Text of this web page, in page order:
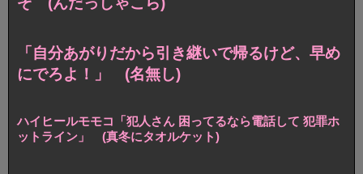
「自分あがりだから引き継いで帰るけど、早め
にでろよ！」 (名無し)
ハイヒールモモコ「犯人さん 困ってるなら電話して 犯罪ホ
ットライン」 (真冬にタオルケット)